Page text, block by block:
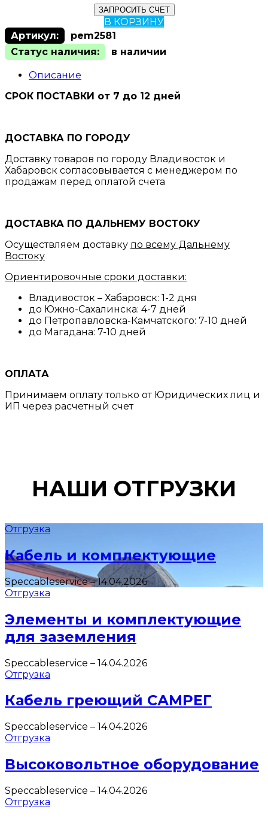
ЗАПРОСИТЬ СЧЕТ
В КОРЗИНУ
Артикул:
pem2581
Статус наличия:
в наличии
Описание
СРОК ПОСТАВКИ от 7 до 12 дней
ДОСТАВКА ПО ГОРОДУ
Доставку товаров по городу Владивосток и
Хабаровск согласовывается с менеджером по
продажам перед оплатой счета
ДОСТАВКА ПО ДАЛЬНЕМУ ВОСТОКУ
Осуществляем доставку по всему Дальнему
Востоку
Ориентировочные сроки доставки:
Владивосток – Хабаровск: 1-2 дня
до Южно-Сахалинска: 4-7 дней
до Петропавловска-Камчатского: 7-10 дней
до Магадана: 7-10 дней
ОПЛАТА
Принимаем оплату только от Юридических лиц и
ИП через расчетный счет
НАШИ ОТГРУЗКИ
Отгрузка
Кабель и комплектующие
Speccableservice–14.04.2026
Отгрузка
Элементы и комплектующие
для заземления
Speccableservice – 14.04.2026
Отгрузка
Кабель греющий САМРЕГ
Speccableservice – 14.04.2026
Отгрузка
Высоковольтное оборудование
Speccableservice – 14.04.2026
Отгрузка